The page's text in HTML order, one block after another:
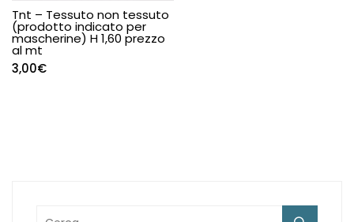
Tnt – Tessuto non tessuto
(prodotto indicato per
mascherine) H 1,60 prezzo
al mt
3,00€